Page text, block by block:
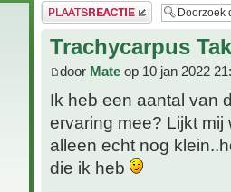
Plaats een reactie
Trachycarpus
door Mate op 10 jan 2022
Ik heb een aantal van
ervaring mee? Lijkt
alleen echt nog
die ik heb